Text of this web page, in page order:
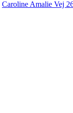
Caroline Amalie Vej